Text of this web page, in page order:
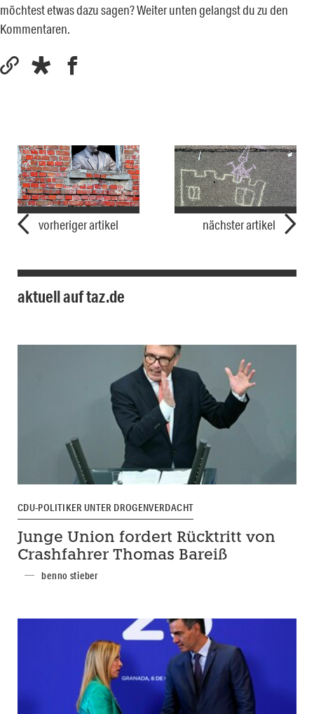
möchtest etwas dazu sagen? Weiter unten gelangst du zu den
Kommentaren.
vorheriger artikel nächster artikel
aktuell auf taz.de
CDU-POLITIKER UNTER DROGENVERDACHT
Junge Union fordert Rücktritt von
Crashfahrer Thomas Bareiß
benno stieber